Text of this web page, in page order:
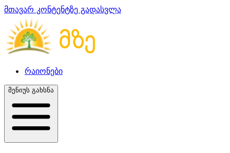
მთავარ კონტენტზე გადასვლა
რაიონები
მენიუს გახსნა